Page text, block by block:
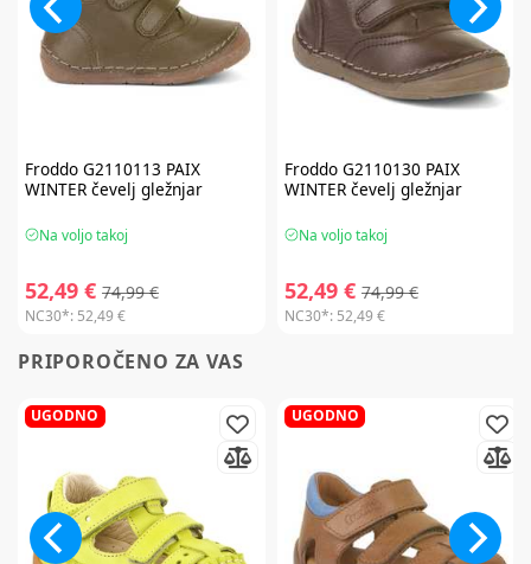
FroddoG2110113 PAIX
WINTER čevelj gležnjar
Na voljo takoj
52,49 € 74,99 €
NC30*: 52,49 €
FroddoG2110130 PAIX
WINTER čevelj gležnjar
Na voljo takoj
52,49 € 74,99 €
NC30*: 52,49 €
PRIPOROČENO ZA VAS
UGODNO UGODNO